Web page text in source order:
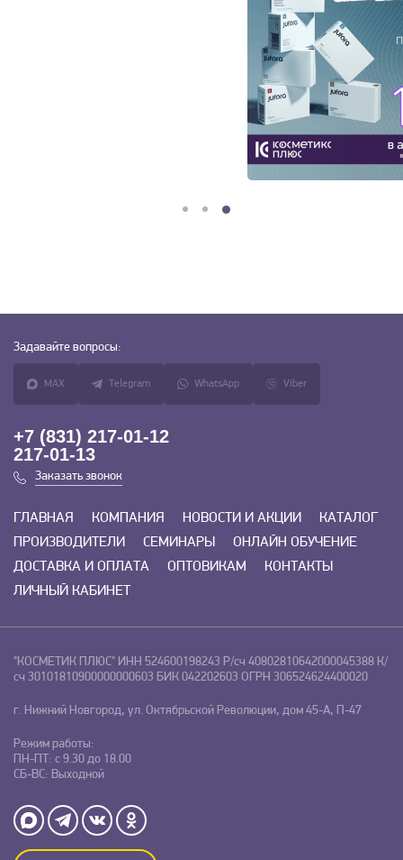
Задавайте вопросы:
MAX Telegram WhatsApp Viber
+7 (831) 217-01-12
217-01-13
Заказать звонок
ГЛАВНАЯ КОМПАНИЯ НОВОСТИ И АКЦИИ
КАТАЛОГ
ПРОИЗВОДИТЕЛИ
СЕМИНАРЫ
ОНЛАЙН ОБУЧЕНИЕ
ДОСТАВКА И ОПЛАТА
ОПТОВИКАМ
КОНТАКТЫ
ЛИЧНЫЙ КАБИНЕТ
"КОСМЕТИК ПЛЮС" ИНН 524600198243 Р/сч 40802810642000045388 К/
сч 30101810900000000603 БИК 042202603 ОГРН 306524624400020
г. Нижний Новгород, ул. Октябрьской Революции, дом 45-А, П-47
Режим работы:
ПН-ПТ: с 9.30 до 18.00
СБ-ВС: Выходной